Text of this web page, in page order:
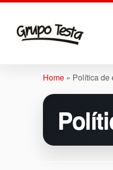
Home » Política de